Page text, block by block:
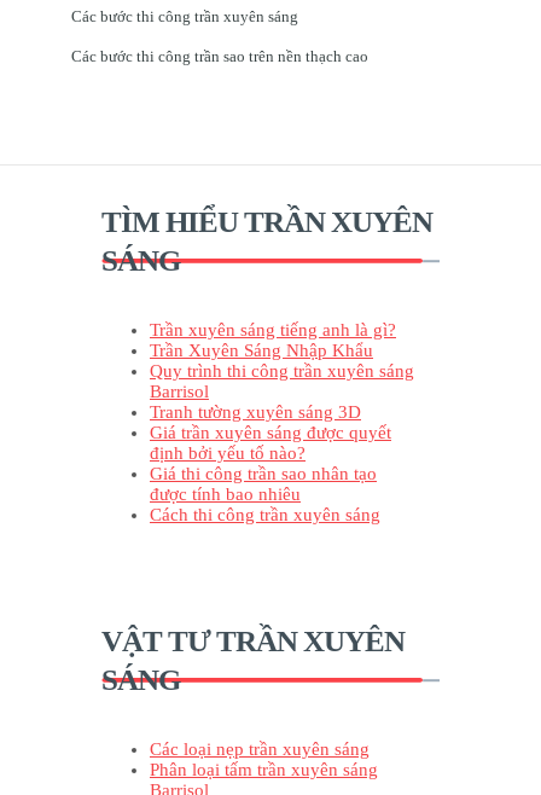
Các bước thi công trần xuyên sáng
Các bước thi công trần sao trên nền thạch cao
TÌM HIỂU TRẦN XUYÊN
SÁNG
Trần xuyên sáng tiếng anh là gì?
Trần Xuyên Sáng Nhập Khẩu
Quy trình thi công trần xuyên sáng
Barrisol
Tranh tường xuyên sáng 3D
Giá trần xuyên sáng được quyết
định bởi yếu tố nào?
Giá thi công trần sao nhân tạo
được tính bao nhiêu
Cách thi công trần xuyên sáng
VẬT TƯ TRẦN XUYÊN
SÁNG
Các loại nẹp trần xuyên sáng
Phân loại tấm trần xuyên sáng
Barrisol